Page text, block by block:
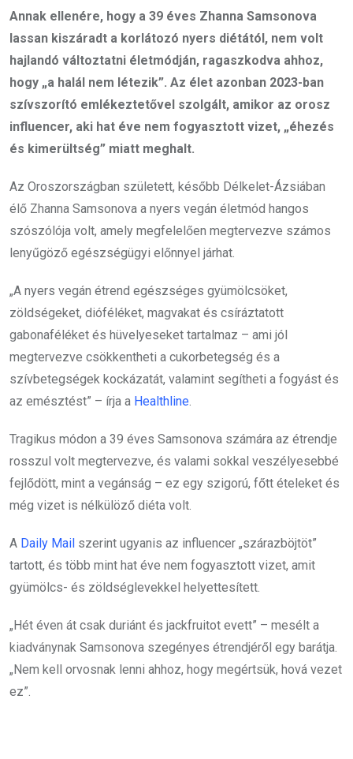
Annak ellenére, hogy a 39 éves Zhanna Samsonova
lassan kiszáradt a korlátozó nyers diétától, nem volt
hajlandó változtatni életmódján, ragaszkodva ahhoz,
hogy „a halál nem létezik”. Az élet azonban 2023-ban
szívszorító emlékeztetővel szolgált, amikor az orosz
influencer, aki hat éve nem fogyasztott vizet, „éhezés
és kimerültség” miatt meghalt.
Az Oroszországban született, később Délkelet-Ázsiában
élő Zhanna Samsonova a nyers vegán életmód hangos
szószólója volt, amely megfelelően megtervezve számos
lenyűgöző egészségügyi előnnyel járhat.
„A nyers vegán étrend egészséges gyümölcsöket,
zöldségeket, dióféléket, magvakat és csíráztatott
gabonaféléket és hüvelyeseket tartalmaz – ami jól
megtervezve csökkentheti a cukorbetegség és a
szívbetegségek kockázatát, valamint segítheti a fogyást és
az emésztést” – írja a Healthline.
Tragikus módon a 39 éves Samsonova számára az étrendje
rosszul volt megtervezve, és valami sokkal veszélyesebbé
fejlődött, mint a vegánság – ez egy szigorú, főtt ételeket és
még vizet is nélkülöző diéta volt.
A Daily Mail szerint ugyanis az influencer „szárazböjtöt”
tartott, és több mint hat éve nem fogyasztott vizet, amit
gyümölcs- és zöldséglevekkel helyettesített.
„Hét éven át csak duriánt és jackfruitot evett” – mesélt a
kiadványnak Samsonova szegényes étrendjéről egy barátja.
„Nem kell orvosnak lenni ahhoz, hogy megértsük, hová vezet
ez”.